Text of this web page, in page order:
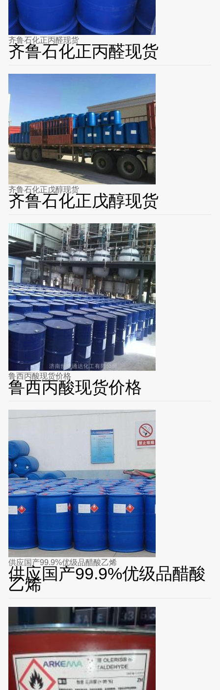
齐鲁石化正丙醛现货
齐鲁石化正丙醛现货
齐鲁石化正戊醇现货
齐鲁石化正戊醇现货
鲁西丙酸现货价格
鲁西丙酸现货价格
供应国产99.9%优级品醋酸乙烯
供应国产99.9%优级品醋酸
乙烯